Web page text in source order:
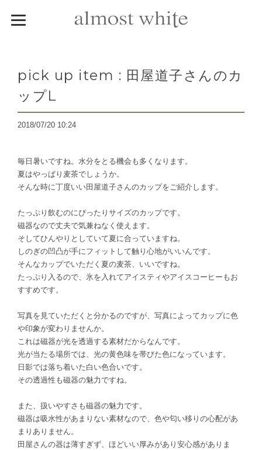
pick up item : 田屋道子さんのカ
ップL
2018/07/20 10:24
毎日暑いですね。水分をとる機会も多くなります。
夏はやっぱり麦茶でしょうか。
そんな時に丁度いい田屋道子さんのカップをご紹介します。
たっぷり飲むのにぴったりサイズのカップです。
磁器なので丈夫で気兼ねなく使えます。
そしてひんやりとしていて夏に合っていますね。
しのぎの凹凸が手にフィットして触り心地がいいんです。
そんなカップでいただく夏の麦茶、いいですね。
たっぷり入るので、氷を入れてアイスティやアイスコーヒーもお
すすめです。
写真を見ていただくと分かるのですが、写真によってカップに色
や印象が変わりませんか。
これは磁器が光を透過する素材だからなんです。
光が当たる場所では、光の黄色味を帯びた色になっています。
日影では落ち着いた白い色合いです。
その透過性も磁器の魅力ですね。
また、扱いやすさも磁器の魅力です。
磁器は吸水性があまりない素材なので、色や匂い移りの心配があ
まりありません。
田屋さんの器は薄すぎず、ほどいい厚みがあり安心感がありま